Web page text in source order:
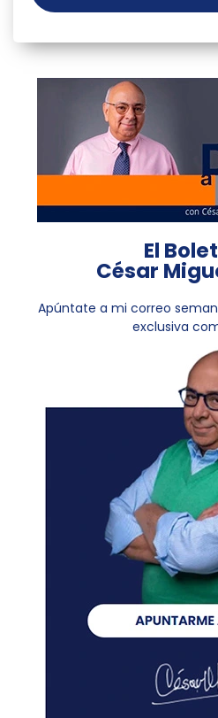
El
César
Apúntate a mi correo
exclusiva